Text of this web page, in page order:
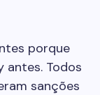
porque
antes. Todos
sanções